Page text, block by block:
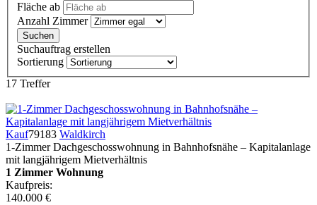
Fläche ab
Anzahl Zimmer
Suchauftrag erstellen
Sortierung
17 Treffer
Kauf79183 Waldkirch
1-Zimmer Dachgeschosswohnung in Bahnhofsnähe – Kapitalanlage
mit langjährigem Mietverhältnis
1 Zimmer Wohnung
Kaufpreis:
140.000 €